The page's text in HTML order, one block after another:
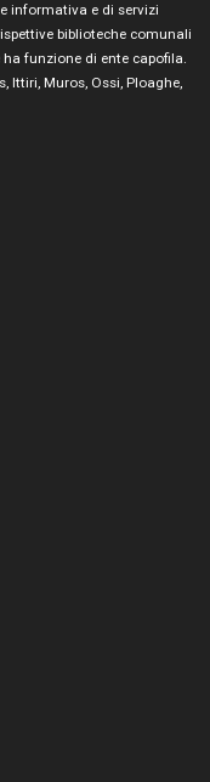
informativa e di servizi
biblioteche comunali
funzione di ente capofila.
Ittiri, Muros, Ossi, Ploaghe,